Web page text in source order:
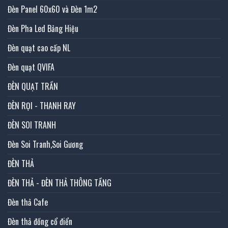
Đèn Panel 60x60 và Đèn 1m2
Đèn Pha Led Bảng Hiệu
Đèn quạt cao cấp NL
Đèn quạt QVIFA
ĐÈN QUẠT TRẦN
ĐÈN RỌI - THANH RAY
ĐÈN SOI TRANH
Đèn Soi Tranh,Soi Gương
ĐÈN THẢ
ĐÈN THẢ - ĐÈN THẢ THÔNG TẦNG
Đèn thả Cafe
Đèn thả đồng cổ điển